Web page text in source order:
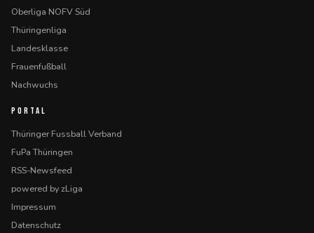
Oberliga NOFV Süd
Thüringenliga
Landesklasse
Frauenfußball
Nachwuchs
PORTAL
Thüringer Fussball Verband
FuPa Thüringen
RSS-Newsfeed
powered by zLiga
Impressum
Datenschutz